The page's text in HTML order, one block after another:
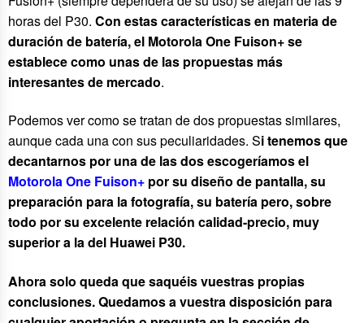
horas del P30. Con estas características en materia de
duración de batería, el Motorola One Fuison+ se
establece como unas de las propuestas más
interesantes de mercado.
Podemos ver como se tratan de dos propuestas similares,
aunque cada una con sus peculiaridades. Si tenemos que
decantarnos por una de las dos escogeríamos el
Motorola One Fuison+ por su diseño de pantalla, su
preparación para la fotografía, su batería pero, sobre
todo por su excelente relación calidad-precio, muy
superior a la del Huawei P30.
Ahora solo queda que saquéis vuestras propias
conclusiones. Quedamos a vuestra disposición para